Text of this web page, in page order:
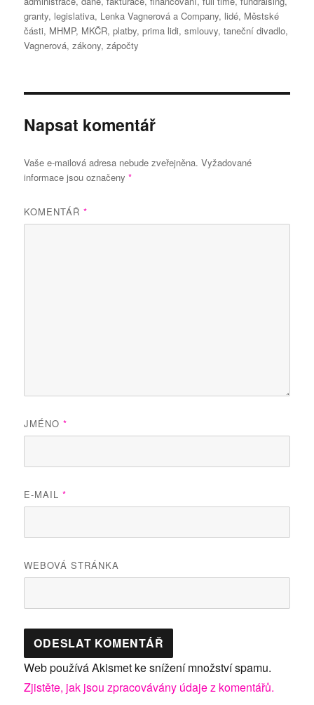
granty, legislativa, Lenka Vagnerová a Company, lidé, Městské
části, MHMP, MKČR,platby,prima lidi,smlouvy,taneční divadlo,
Vagnerová,zákony,zápočty
Napsat komentář
Vaše e-mailová adresa nebude zveřejněna. Vyžadované
informace jsou označeny*
KOMENTÁŘ*
JMÉNO*
E-MAIL*
WEBOVÁ STRÁNKA
Web používá Akismet ke snížení množství spamu.
Zjistěte, jak jsou zpracovávány údaje z komentářů.